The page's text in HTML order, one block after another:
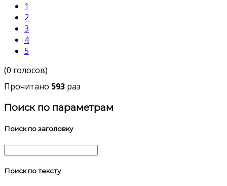
1
2
3
4
5
(0 голосов)
Прочитано 593 раз
Поиск по параметрам
Поиск по заголовку
Поиск по тексту